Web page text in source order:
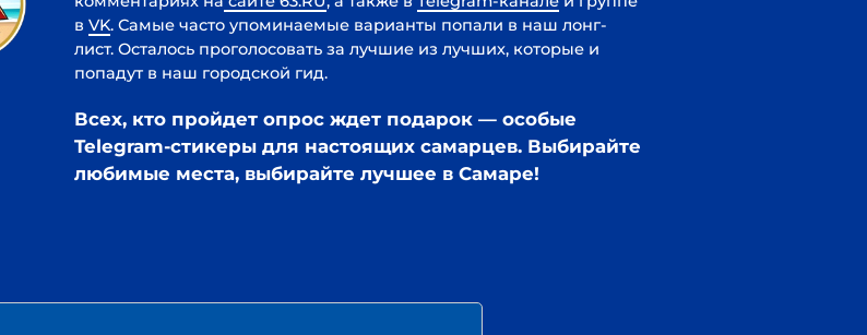
Telegram-стикеры для настоящих самарцев. Выбирайте
любимые места, выбирайте лучшее в Самаре!